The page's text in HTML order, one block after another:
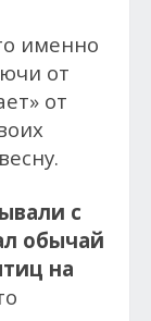
именно
от
от
с
обычай
на